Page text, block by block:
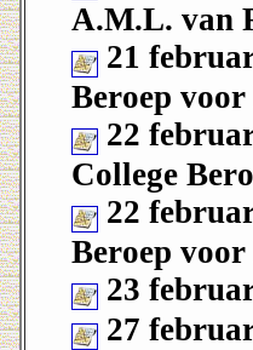
A.M.L. van
21
Beroep
22
College
22
Beroep
23
27